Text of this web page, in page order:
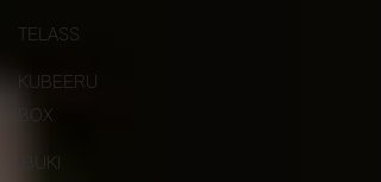
TELASS
KUBEERU
BOX
IBUKI